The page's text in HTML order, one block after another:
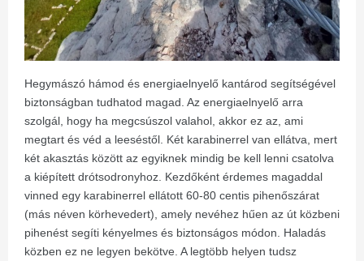
Hegymászó hámod és energiaelnyelő kantárod segítségével
biztonságban tudhatod magad. Az energiaelnyelő arra
szolgál, hogy ha megcsúszol valahol, akkor ez az, ami
megtart és véd a leeséstől. Két karabinerrel van ellátva, mert
két akasztás között az egyiknek mindig be kell lenni csatolva
a kiépített drótsodronyhoz. Kezdőként érdemes magaddal
vinned egy karabinerrel ellátott 60-80 centis pihenőszárat
(más néven körhevedert), amely nevéhez hűen az út közbeni
pihenést segíti kényelmes és biztonságos módon. Haladás
közben ez ne legyen bekötve. A legtöbb helyen tudsz